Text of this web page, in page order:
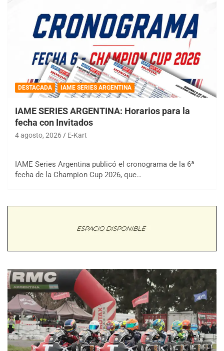
DESTACADA IAME SERIES ARGENTINA
IAME SERIES ARGENTINA: Horarios para la
fecha con Invitados
4 agosto, 2026 E-Kart
IAME Series Argentina publicó el cronograma de la 6ª
fecha de la Champion Cup 2026, que…